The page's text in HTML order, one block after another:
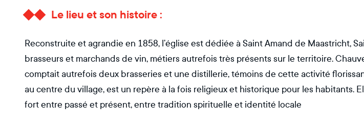
Le lieu et son histoire :
Reconstruite et agrandie en 1858, l’église est dédiée à Saint Amand de Maastricht,
brasseurs et marchands de vin, métiers autrefois très présents sur le territoire.
comptait autrefois deux brasseries et une distillerie, témoins de cette activité
au centre du village, est un repère à la fois religieux et historique pour les habitants.
fort entre passé et présent, entre tradition spirituelle et identité locale